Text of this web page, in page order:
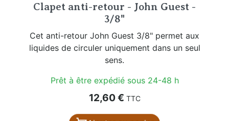
Clapet anti-retour - John Guest -
3/8"
Cet anti-retour John Guest 3/8" permet aux
liquides de circuler uniquement dans un seul
sens.
Prêt à être expédié sous 24-48 h
Prix
12,60 € TTC